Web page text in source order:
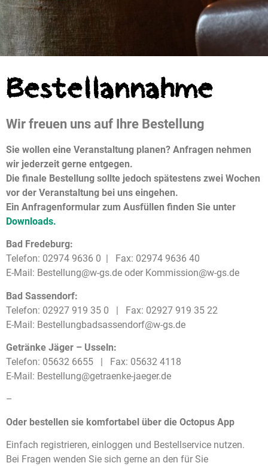
Bestellannahme
Wir freuen uns auf Ihre Bestellung
Sie wollen eine Veranstaltung planen? Anfragen nehmen
wir jederzeit gerne entgegen.
Die finale Bestellung sollte jedoch spätestens zwei Wochen
vor der Veranstaltung bei uns eingehen.
Ein Anfragenformular zum Ausfüllen finden Sie unter
Downloads.
Bad Fredeburg:
Telefon: 02974 9636 0 | Fax: 02974 9636 40
E-Mail: Bestellung@w-gs.de oder Kommission@w-gs.de
Bad Sassendorf:
Telefon: 02927 919 35 0 | Fax: 02927 919 35 22
E-Mail: Bestellungbadsassendorf@w-gs.de
Getränke Jäger – Usseln:
Telefon: 05632 6655 | Fax: 05632 4118
E-Mail: Bestellung@getraenke-jaeger.de
–
Oder bestellen sie komfortabel über die Octopus App
Einfach registrieren, einloggen und Bestellservice nutzen.
Bei Fragen wenden Sie sich gerne an den für Sie